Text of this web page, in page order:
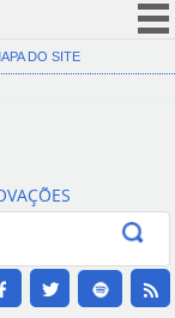
(COVID-19)
Canais
DO SITE